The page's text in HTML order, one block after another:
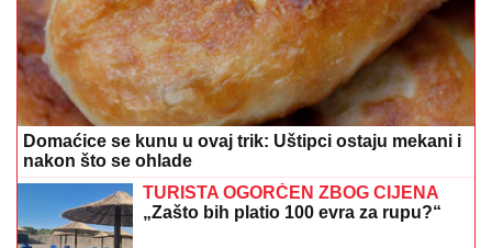
Domaćice se kunu u ovaj trik: Uštipci ostaju mekani i
nakon što se ohlade
TURISTA OGORČEN ZBOG CIJENA
„Zašto bih platio 100 evra za rupu?“